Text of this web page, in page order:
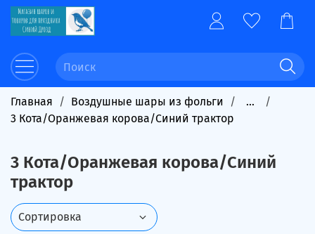
Главная Воздушные шары из фольги
...
3 Кота/Оранжевая корова/Синий трактор
3 Кота/Оранжевая корова/Синий
трактор